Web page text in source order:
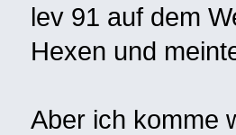
lev 91 auf dem
Hexen und
Aber ich komme